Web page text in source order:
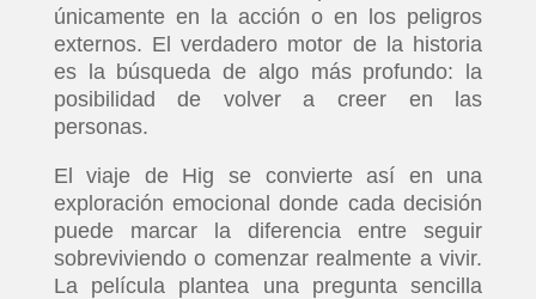
únicamente en la acción o en los peligros
externos. El verdadero motor de la historia
es la búsqueda de algo más profundo: la
posibilidad de volver a creer en las
personas.
El viaje de Hig se convierte así en una
exploración emocional donde cada decisión
puede marcar la diferencia entre seguir
sobreviviendo o comenzar realmente a vivir.
La película plantea una pregunta sencilla